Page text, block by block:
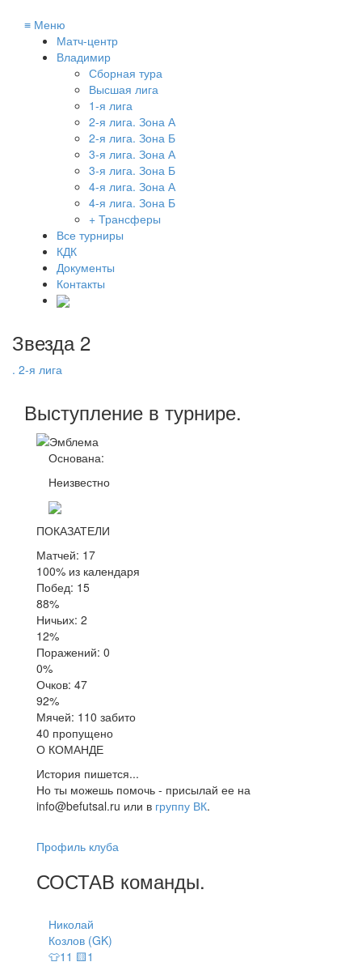
≡ Меню
Матч-центр
Владимир
Сборная тура
Высшая лига
1-я лига
2-я лига. Зона А
2-я лига. Зона Б
3-я лига. Зона А
3-я лига. Зона Б
4-я лига. Зона А
4-я лига. Зона Б
+ Трансферы
Все турниры
КДК
Документы
Контакты
Звезда 2
. 2-я лига
Выступление в турнире.
Основана:
Неизвестно
ПОКАЗАТЕЛИ
Матчей: 17
100% из календаря
Побед: 15
88%
Ничьих: 2
12%
Поражений: 0
0%
Очков: 47
92%
Мячей: 110 забито
40 пропущено
О КОМАНДЕ
История пишется...
Но ты можешь помочь - присылай ее на
info@befutsal.ru или в группу ВК.
Профиль клуба
СОСТАВ команды.
Николай
Козлов (GK)
👕11 🟨1